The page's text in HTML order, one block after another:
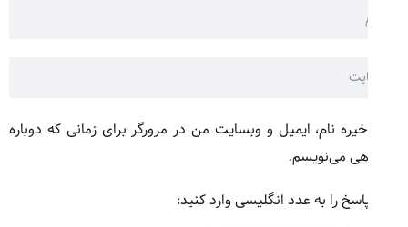
نام، ایمیل و وبسایت من در مرورگر برای زمانی که دوباره
می‌نویسم.
را به عدد انگلیسی وارد کنید: